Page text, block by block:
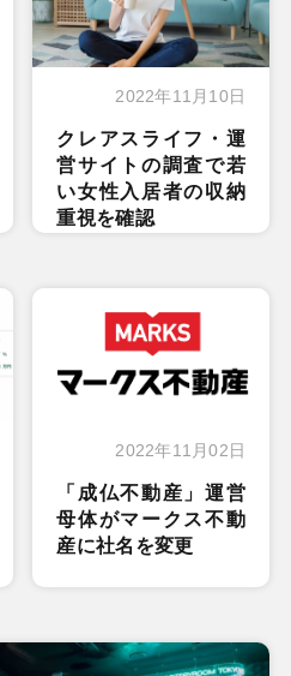
2022年11月10日
クレアスライフ・運
営サイトの調査で若
い女性入居者の収納
重視を確認
2022年11月02日
「成仏不動産」運営
母体がマークス不動
産に社名を変更